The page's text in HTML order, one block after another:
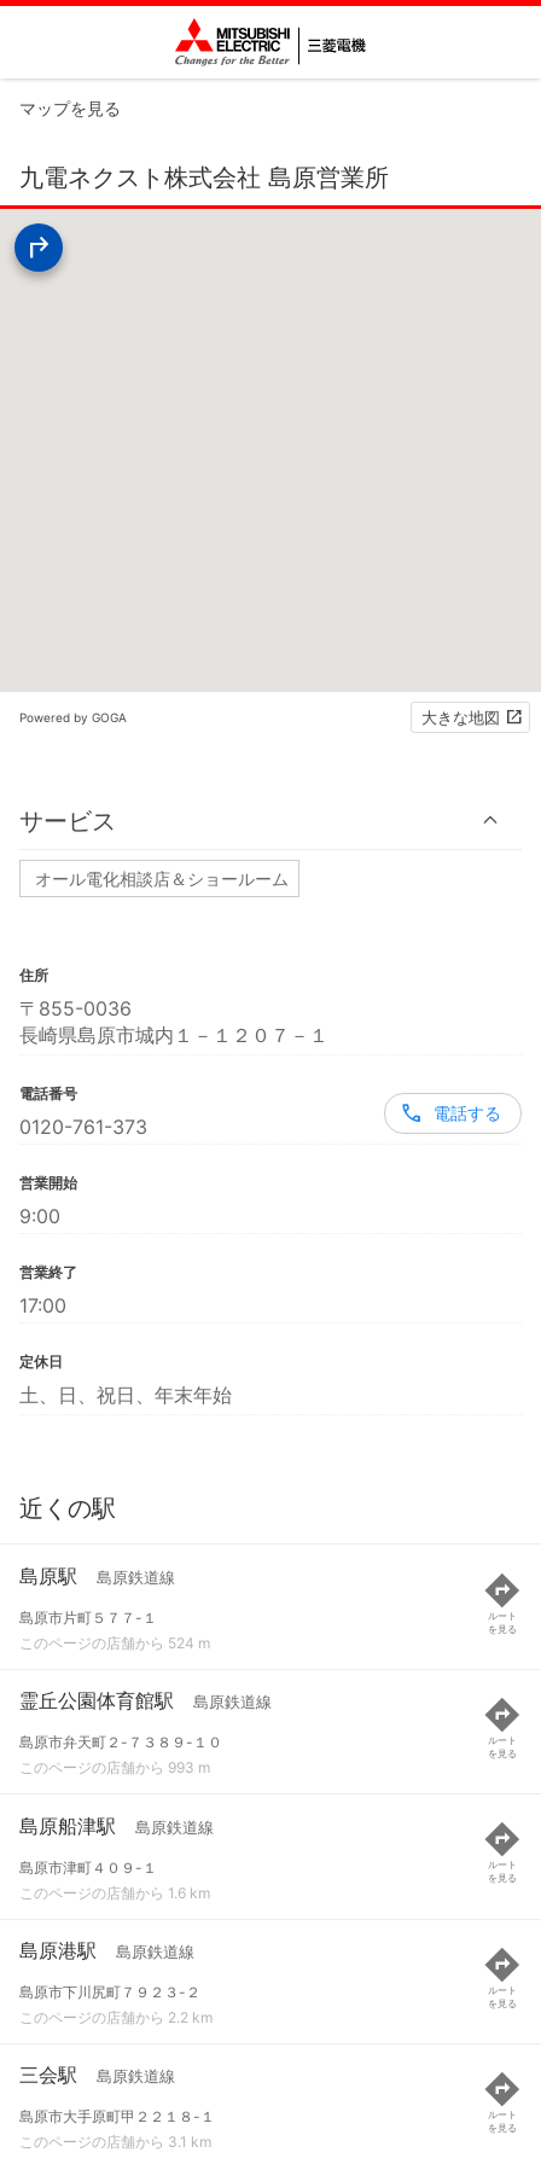
マップを見る
九電ネクスト株式会社 島原営業所
Powered by GOGA 大きな地図
サービス
オール電化相談店＆ショールーム
住所
〒855-0036
長崎県島原市城内１－１２０７－１
電話番号
0120-761-373
電話する
営業開始
9:00
営業終了
17:00
定休日
土、日、祝日、年末年始
近くの駅
島原駅 島原鉄道線
島原市片町５７７-１
このページの店舗から 524 m
ルート
を見る
霊丘公園体育館駅 島原鉄道線
島原市弁天町２-７３８９-１０
このページの店舗から 993 m
ルート
を見る
島原船津駅 島原鉄道線
島原市津町４０９-１
このページの店舗から 1.6 km
ルート
を見る
島原港駅 島原鉄道線
島原市下川尻町７９２３-２
このページの店舗から 2.2 km
ルート
を見る
三会駅 島原鉄道線
島原市大手原町甲２２１８-１
このページの店舗から 3.1 km
ルート
を見る